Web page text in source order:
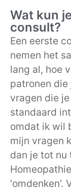
Wat kun
consult?
Een eerste
nemen het
lang al, hoe
patronen die
vragen die
standaard
omdat ik wil
mijn vragen
dan je tot nu